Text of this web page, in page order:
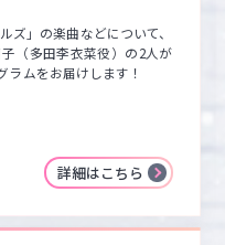
ズ」の楽曲などについて、
（多田李衣菜役）の2人が
ラムをお届けします！
詳細はこちら